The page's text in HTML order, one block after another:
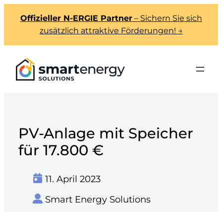
Inhalt
Offizieller N-ERGIE Partner– Sichern Sie sich
zusätzlich attraktive Förderungen! →
PV-Anlage mit Speicher
für 17.800 €
11. April 2023
Smart Energy Solutions